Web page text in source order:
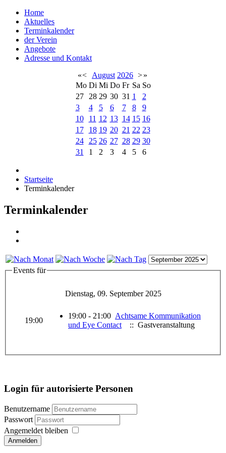
Home
Aktuelles
Terminkalender
der Verein
Angebote
Adresse und Kontakt
«< August 2026 >»
Mo Di Mi Do Fr Sa So
27
28 29 30 31 1
2
3
4 5 6 7 8
9
10
11 12 13 14 15 16
17
18 19 20 21 22 23
24
25 26 27 28 29 30
31
1 2 3 4 5 6
Startseite
Terminkalender
Terminkalender
Events für
Dienstag, 09. September 2025
19:00
19:00 - 21:00 Achtsame Kommunikation
und Eye Contact
:: Gastveranstaltung
Login für autorisierte Personen
Benutzername
Passwort
Angemeldet bleiben
Anmelden